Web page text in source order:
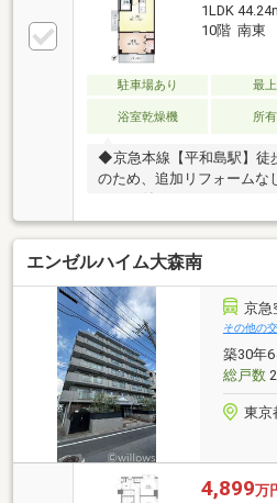
1LDK
10階 南東
駐車場あり 最
浴室乾燥機 所
◆京急本線【平和島駅】徒
のため、追加リフォームな
荷物を受け取ることがで
ス付！お部屋がすっきり
雨の日でもストレスなくお
使いやすいシステムキッ
モニター付きインターホン
エンゼルハイム大森南
京急
その他の
築30年
総戸数
東京
4,899万